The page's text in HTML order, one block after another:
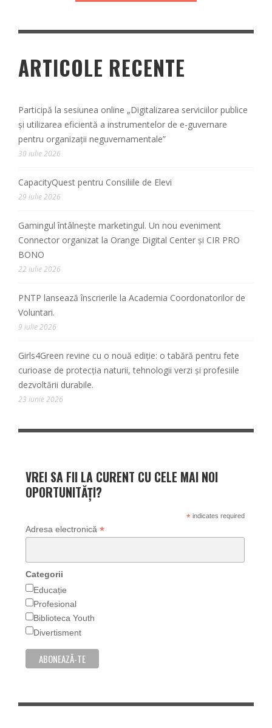
ARTICOLE RECENTE
Participă la sesiunea online „Digitalizarea serviciilor publice
și utilizarea eficientă a instrumentelor de e-guvernare
pentru organizații neguvernamentale”
30 iulie 2026
CapacityQuest pentru Consiliile de Elevi
29 iulie 2026
Gamingul întâlnește marketingul. Un nou eveniment
Connector organizat la Orange Digital Center și CIR PRO
BONO
22 iulie 2026
PNTP lansează înscrierile la Academia Coordonatorilor de
Voluntari.
9 iulie 2026
Girls4Green revine cu o nouă ediție: o tabără pentru fete
curioase de protecția naturii, tehnologii verzi și profesiile
dezvoltării durabile.
23 iunie 2026
VREI SA FII LA CURENT CU CELE MAI NOI
OPORTUNITĂȚI?
*indicates required
Adresa electronică *
Categorii
Educație
Profesional
Biblioteca Youth
Divertisment